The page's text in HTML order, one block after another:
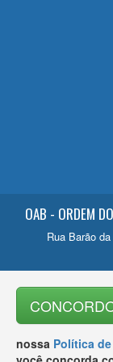
OAB - ORDEM
Rua Barão
nossa Política